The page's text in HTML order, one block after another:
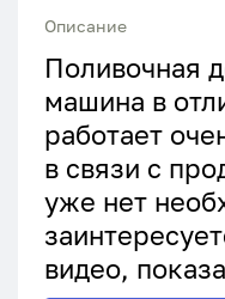
Описание
Поливочная
машина в
работает
в связи с
уже нет
видео,